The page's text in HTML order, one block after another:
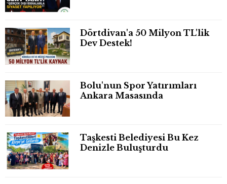
Dörtdivan'a 50 Milyon TL'lik
Dev Destek!
Bolu'nun Spor Yatırımları
Ankara Masasında
Taşkesti Belediyesi Bu Kez
Denizle Buluşturdu